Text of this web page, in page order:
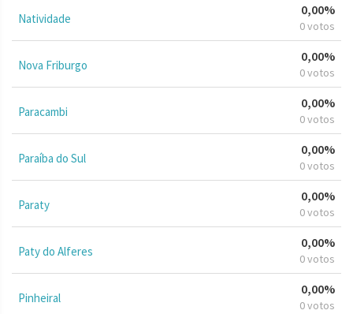
Natividade
0,00%
0 votos
Nova Friburgo
0,00%
0 votos
Paracambi
0,00%
0 votos
Paraíba do Sul
0,00%
0 votos
Paraty
0,00%
0 votos
Paty do Alferes
0,00%
0 votos
Pinheiral
0,00%
0 votos